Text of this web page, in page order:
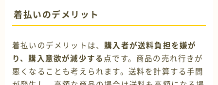
着払いのデメリット
着払いのデメリットは、 購入者が送料負担を嫌が
り、購入意欲が減少する 点です。商品の売れ行きが
悪くなることも考えられます。送料を計算する手間